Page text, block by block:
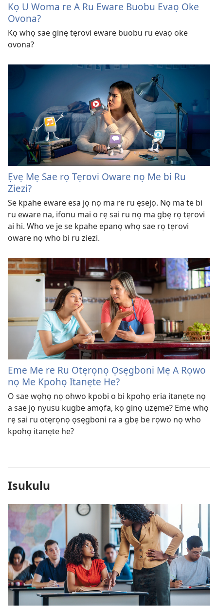
Kọ U Woma re A Ru Eware Buobu Evaọ Oke
Ovona?
Kọ whọ sae ginẹ tẹrovi eware buobu ru evaọ oke
ovona?
Ẹvẹ Mẹ Sae rọ Tẹrovi Oware nọ Me bi Ru
Ziezi?
Se kpahe eware esa jọ nọ ma re ru ẹsejọ. Nọ ma te bi
ru eware na, ifonu mai o rẹ sai ru nọ ma gbẹ rọ tẹrovi
ai hi. Who ve je se kpahe epanọ whọ sae rọ tẹrovi
oware nọ who bi ru ziezi.
Eme Me re Ru Otẹrọnọ Ọsẹgboni Mẹ A Rọwo
nọ Me Kpohọ Itanẹte He?
O sae wọhọ nọ ohwo kpobi o bi kpohọ eria itanẹte nọ
a sae jọ nyusu kugbe amọfa, kọ ginọ uzẹme? Eme whọ
rẹ sai ru otẹrọnọ ọsẹgboni ra a gbẹ be rọwo nọ who
kpohọ itanẹte he?
Isukulu